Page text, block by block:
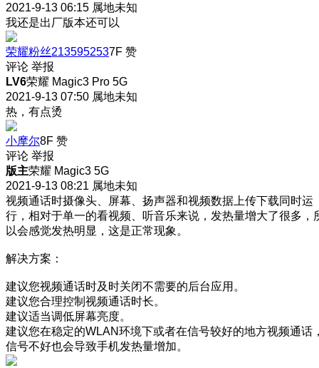
2021-9-13 06:15 属地未知
我还是出厂版本还可以
荣耀粉丝2135952537F 赞
评论 举报
LV6荣耀 Magic3 Pro 5G
2021-9-13 07:50 属地未知
热，有点烫
小摩尔8F 赞
评论 举报
版主荣耀 Magic3 5G
2021-9-13 08:21 属地未知
视频通话时摄像头、屏幕、扬声器和视频数据上传下载同时运
行，相对于单一的看视频、听音乐来说，发热量增大了很多，
以会感觉发热明显，这是正常现象。
解决方案：
建议您视频通话时及时关闭不需要的后台应用。
建议您合理控制视频通话时长。
建议适当调低屏幕亮度。
建议您在稳定的WLAN环境下或者在信号较好的地方视频通话
信号不好也会导致手机发热量增加。